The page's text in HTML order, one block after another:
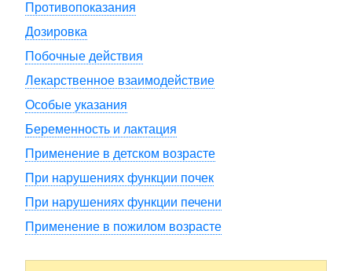
Противопоказания
Дозировка
Побочные действия
Лекарственное взаимодействие
Особые указания
Беременность и лактация
Применение в детском возрасте
При нарушениях функции почек
При нарушениях функции печени
Применение в пожилом возрасте